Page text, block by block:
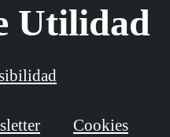
Utilidad
Cookies